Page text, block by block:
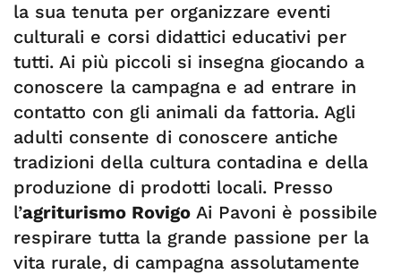
la sua tenuta per organizzare eventi
culturali e corsi didattici educativi per
tutti. Ai più piccoli si insegna giocando a
conoscere la campagna e ad entrare in
contatto con gli animali da fattoria. Agli
adulti consente di conoscere antiche
tradizioni della cultura contadina e della
produzione di prodotti locali. Presso
l’agriturismo Rovigo Ai Pavoni è possibile
respirare tutta la grande passione per la
vita rurale, di campagna assolutamente